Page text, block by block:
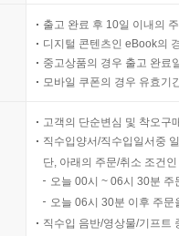
출고 완료 후 10일 이내의
디지털 콘텐츠인 eBook의
중고상품의 경우 출고 완료
모바일 쿠폰의 경우 유효기
고객의 단순변심 및 착오구
직수입양서/직수입일서중
단, 아래의 주문/취소 조건
오늘 00시 ~ 06시 30분
오늘 06시 30분 이후 주
직수입 음반/영상물/기프트